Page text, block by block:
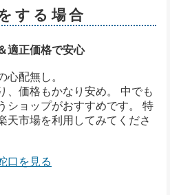
する場合
適正価格で安心
心配無し。
、価格もかなり安め。 中でも
ショップがおすすめです。 特
天市場を利用してみてくださ
口を見る